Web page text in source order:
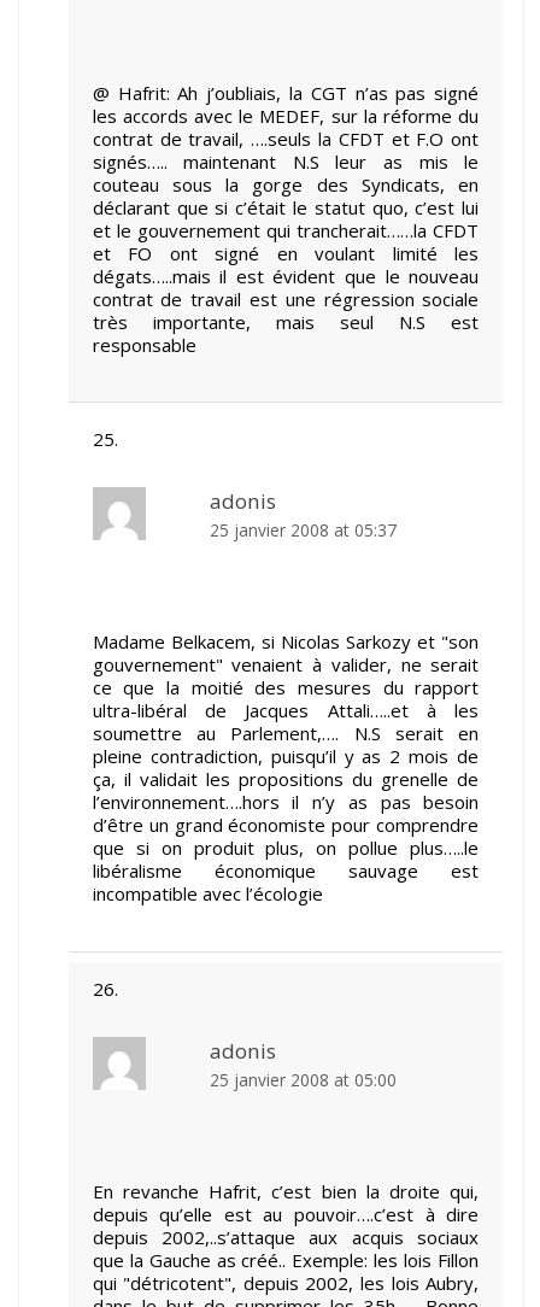
@ Hafrit: Ah j’oubliais, la CGT n’as pas signé
les accords avec le MEDEF, sur la réforme du
contrat de travail, ….seuls la CFDT et F.O ont
signés….. maintenant N.S leur as mis le
couteau sous la gorge des Syndicats, en
déclarant que si c’était le statut quo, c’est lui
et le gouvernement qui trancherait……la CFDT
et FO ont signé en voulant limité les
dégats…..mais il est évident que le nouveau
contrat de travail est une régression sociale
très importante, mais seul N.S est
responsable
adonis
25 janvier 2008 at 05:37
Madame Belkacem, si Nicolas Sarkozy et "son
gouvernement" venaient à valider, ne serait
ce que la moitié des mesures du rapport
ultra-libéral de Jacques Attali…..et à les
soumettre au Parlement,…. N.S serait en
pleine contradiction, puisqu’il y as 2 mois de
ça, il validait les propositions du grenelle de
l’environnement….hors il n’y as pas besoin
d’être un grand économiste pour comprendre
que si on produit plus, on pollue plus…..le
libéralisme économique sauvage est
incompatible avec l’écologie
adonis
25 janvier 2008 at 05:00
En revanche Hafrit, c’est bien la droite qui,
depuis qu’elle est au pouvoir….c’est à dire
depuis 2002,..s’attaque aux acquis sociaux
que la Gauche as créé.. Exemple: les lois Fillon
qui "détricotent", depuis 2002, les lois Aubry,